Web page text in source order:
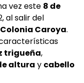
vez este 8 de
al salir del
Colonia Caroya.
trigueña,
altura y cabello